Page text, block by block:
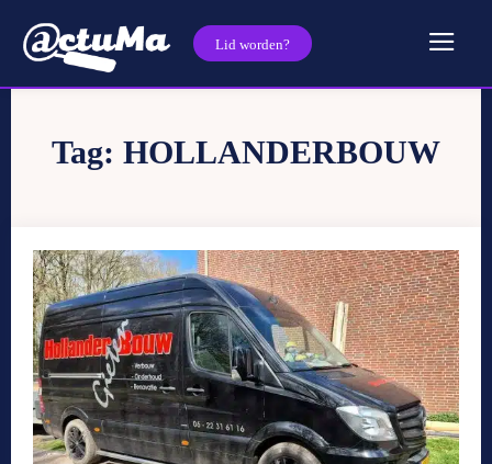
Lid worden?
Tag: HOLLANDERBOUW